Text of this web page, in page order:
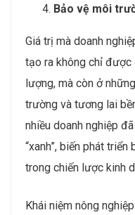
Bảo vệ môi
Giá trị mà doanh
tạo ra không chỉ được
lượng, mà còn ở
trường và tương lai
nhiều doanh nghiệp
“xanh”, biến phát
trong chiến lược kinh
Khái niệm nông